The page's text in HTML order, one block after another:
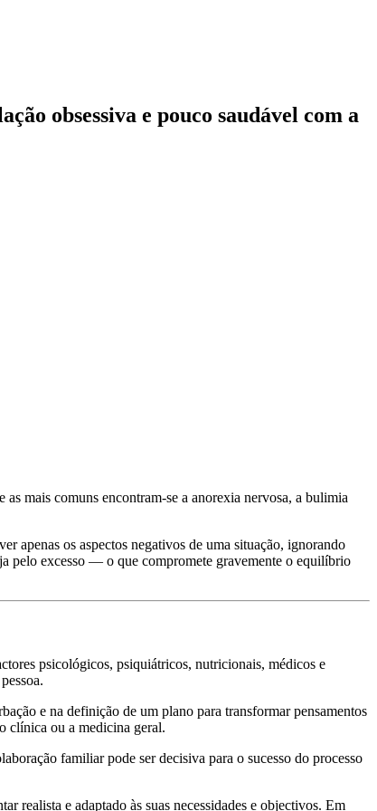
obsessiva e pouco saudável com a
mais comuns encontram-se a anorexia nervosa, a bulimia
apenas os aspectos negativos de uma situação, ignorando
pelo excesso — o que compromete gravemente o equilíbrio
psicológicos, psiquiátricos, nutricionais, médicos e
e na definição de um plano para transformar pensamentos
clínica ou a medicina geral.
familiar pode ser decisiva para o sucesso do processo
realista e adaptado às suas necessidades e objectivos. Em